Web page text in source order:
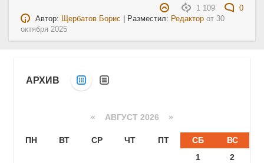
1 109
0
Автор: Щербатов Борис | Разместил: Редактор от 30
октября 2025
АРХИВ
« АВГУСТ 2026 »
ПН ВТ СР ЧТ ПТ СБ
ВС
1
2